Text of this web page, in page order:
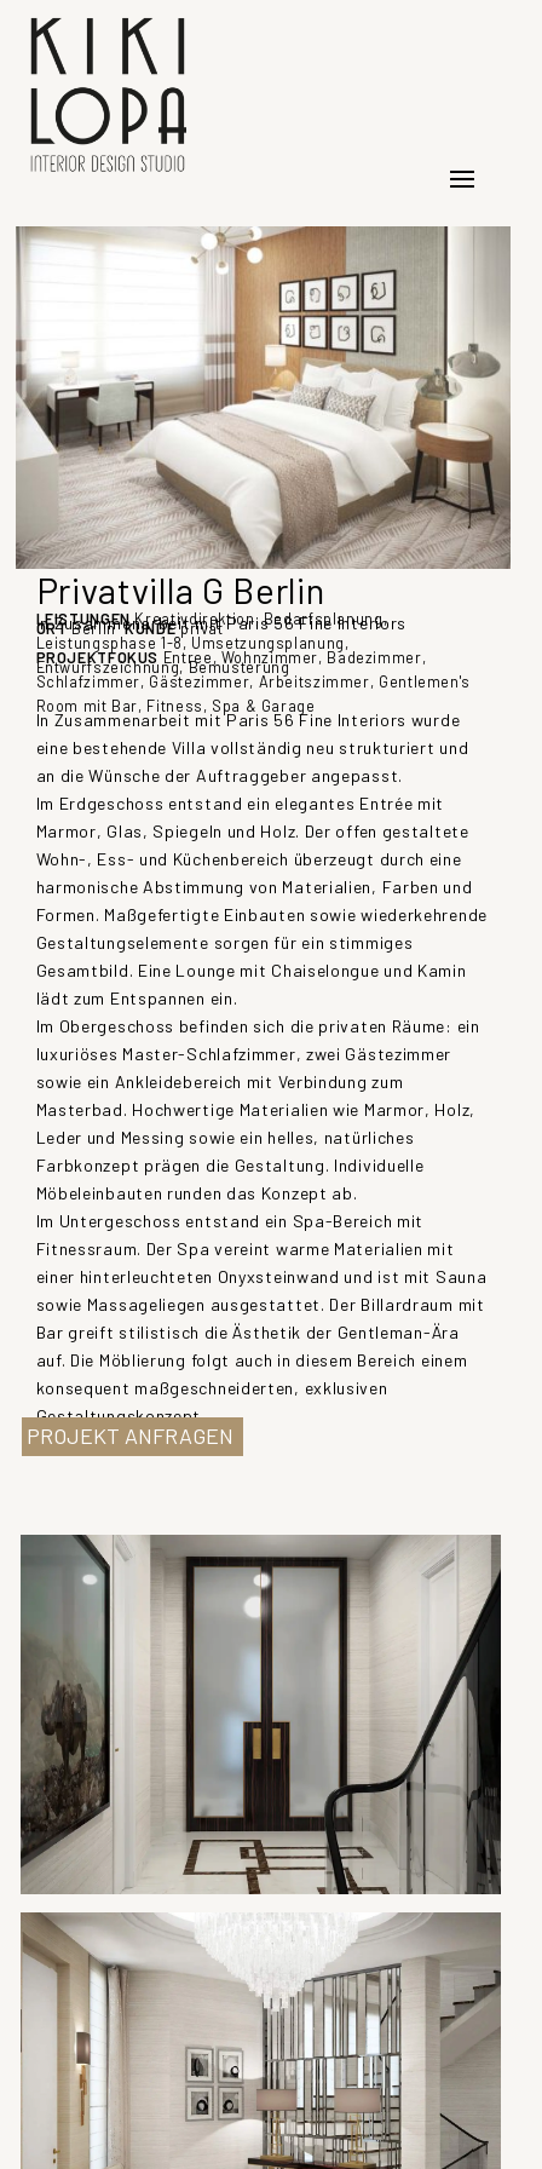
Privatvilla G Berlin
in Zusammenarbeit mit Paris 56 Fine Interiors
ORTBerlinKUNDEprivat
LEISTUNGENKreativdirektion, Bedarfsplanung,
Leistungsphase 1-8, Umsetzungsplanung,
Entwurfszeichnung, Bemusterung
PROJEKTFOKUS Entree, Wohnzimmer, Badezimmer,
Schlafzimmer, Gästezimmer, Arbeitszimmer, Gentlemen's
Room mit Bar, Fitness, Spa & Garage
In Zusammenarbeit mit Paris 56 Fine Interiors wurde
eine bestehende Villa vollständig neu strukturiert und
an die Wünsche der Auftraggeber angepasst.
Im Erdgeschoss entstand ein elegantes Entrée mit
Marmor, Glas, Spiegeln und Holz. Der offen gestaltete
Wohn-, Ess- und Küchenbereich überzeugt durch eine
harmonische Abstimmung von Materialien, Farben und
Formen. Maßgefertigte Einbauten sowie wiederkehrende
Gestaltungselemente sorgen für ein stimmiges
Gesamtbild. Eine Lounge mit Chaiselongue und Kamin
lädt zum Entspannen ein.
Im Obergeschoss befinden sich die privaten Räume: ein
luxuriöses Master-Schlafzimmer, zwei Gästezimmer
sowie ein Ankleidebereich mit Verbindung zum
Masterbad. Hochwertige Materialien wie Marmor, Holz,
Leder und Messing sowie ein helles, natürliches
Farbkonzept prägen die Gestaltung. Individuelle
Möbeleinbauten runden das Konzept ab.
Im Untergeschoss entstand ein Spa-Bereich mit
Fitnessraum. Der Spa vereint warme Materialien mit
einer hinterleuchteten Onyxsteinwand und ist mit Sauna
sowie Massageliegen ausgestattet. Der Billardraum mit
Bar greift stilistisch die Ästhetik der Gentleman-Ära
auf. Die Möblierung folgt auch in diesem Bereich einem
konsequent maßgeschneiderten, exklusiven
Gestaltungskonzept.
PROJEKT ANFRAGEN